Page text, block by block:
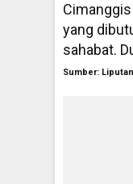
yang
sahabat.
Sumber: